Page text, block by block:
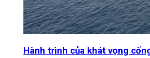
Hành trình của khát vọng